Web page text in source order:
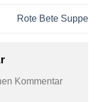
Rote Bete Suppe
Kommentar